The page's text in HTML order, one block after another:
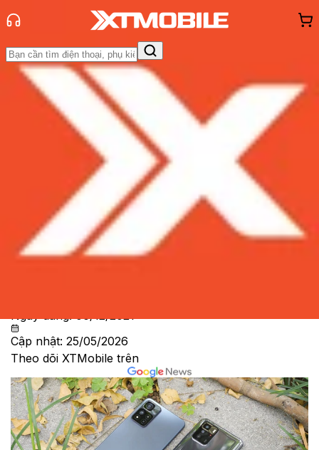
Trang chủ
Tin tức
So Sánh
Đánh Giá - Trên TaySo Sánh Tư vấnKhuyến
Hỏi đáp App - Game Thông báo
hàng - Sự kiện
Redmi Note 11 và Galaxy A32:
những mẫu điện thoại tầm trung
nào đáng mua nhất năm 2021?
Ngày đăng:06/12/2021
Cập nhật: 25/05/2026
Theo dõi XTMobile trên